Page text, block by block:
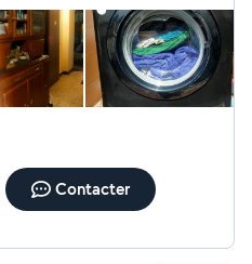
Contacter